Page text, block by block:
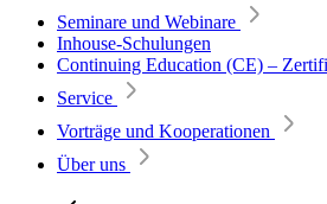
Seminare und Webinare
Inhouse-Schulungen
Continuing Education (CE) –
Service
Vorträge und Kooperationen
Über uns